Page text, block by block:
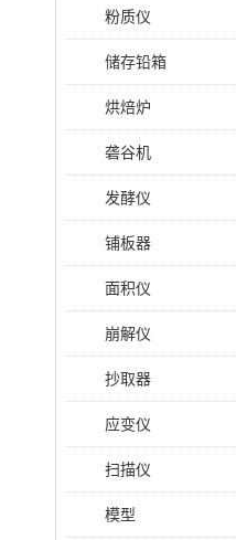
粉质仪
储存铅箱
烘焙炉
砻谷机
发酵仪
铺板器
面积仪
崩解仪
抄取器
应变仪
扫描仪
模型